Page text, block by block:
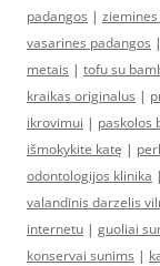
padangos |
vasarines padangos |
metais | tofu su
kraikas originalus |
ikrovimui | paskolos
išmokykite katę |
odontologijos klinika |
valandinis darzelis
internetu | guoliai
konservai sunims |